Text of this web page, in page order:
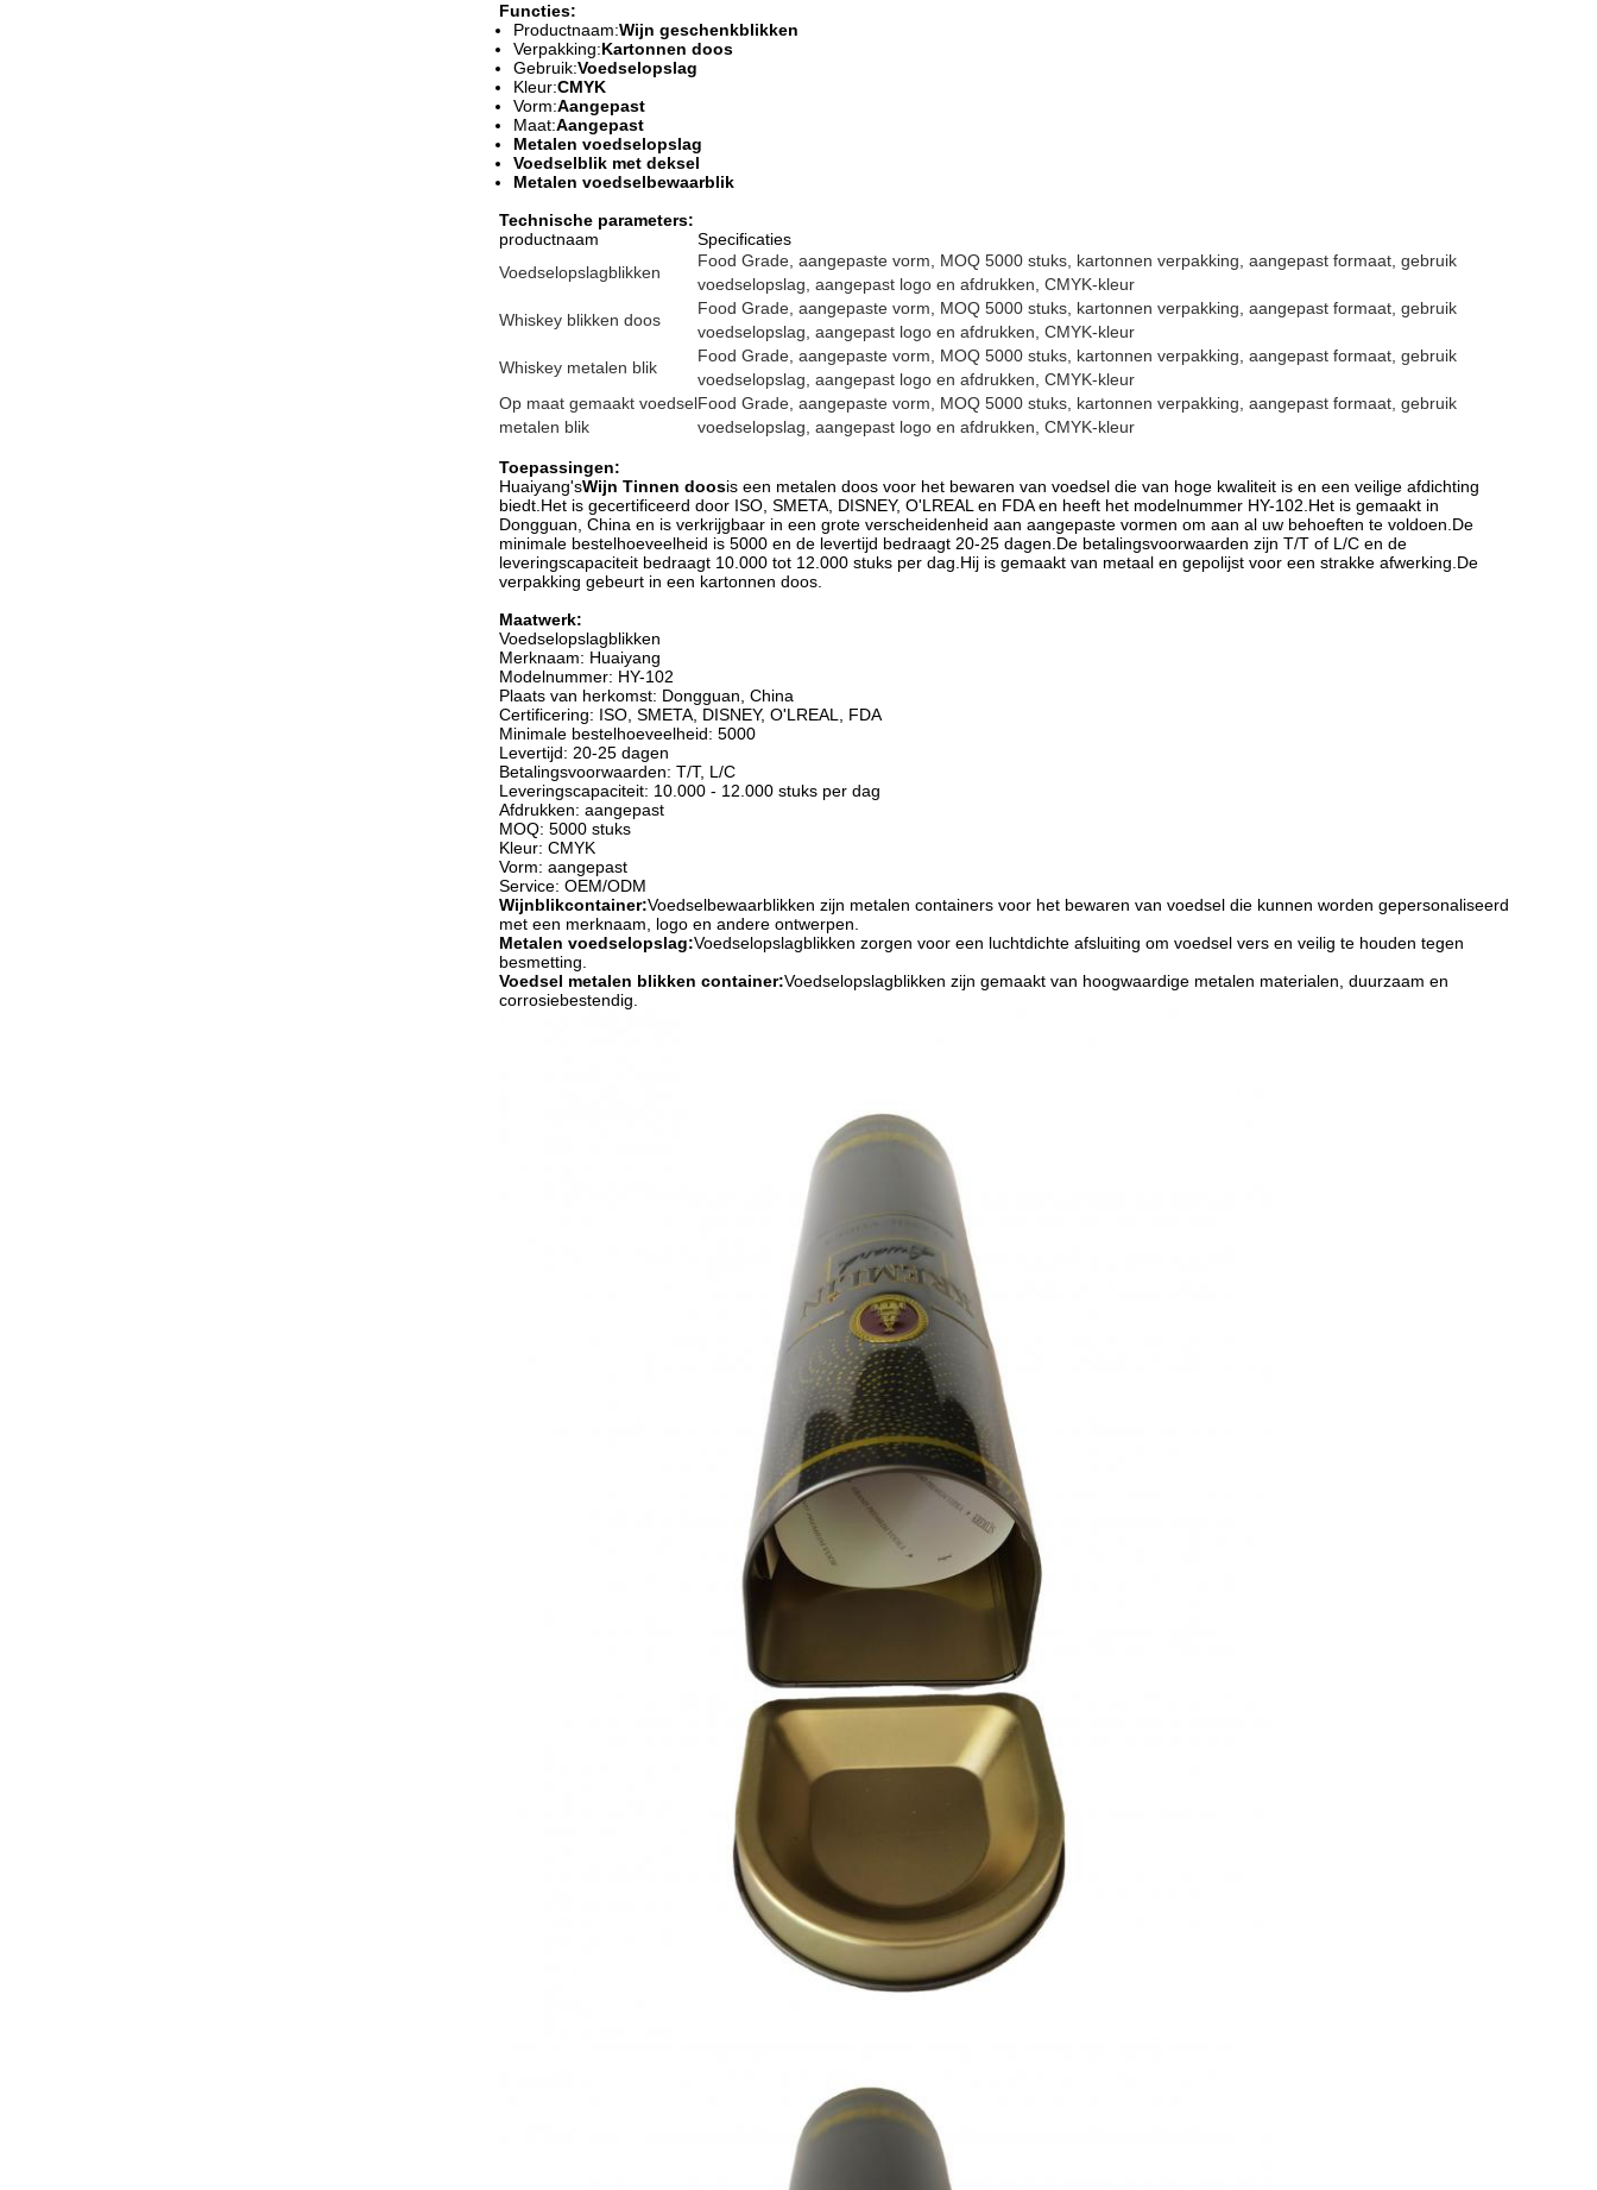
Functies:
Productnaam:Wijn geschenkblikken
Verpakking:Kartonnen doos
Gebruik:Voedselopslag
Kleur:CMYK
Vorm:Aangepast
Maat:Aangepast
Metalen voedselopslag
Voedselblik met deksel
Metalen voedselbewaarblik
Technische parameters:
productnaam
Specificaties
Voedselopslagblikken
Food Grade, aangepaste vorm, MOQ 5000 stuks, kartonnen verpakking, aangepast formaat, gebruik
voedselopslag, aangepast logo en afdrukken, CMYK-kleur
Whiskey blikken doos
Food Grade, aangepaste vorm, MOQ 5000 stuks, kartonnen verpakking, aangepast formaat, gebruik
voedselopslag, aangepast logo en afdrukken, CMYK-kleur
Whiskey metalen blik
Food Grade, aangepaste vorm, MOQ 5000 stuks, kartonnen verpakking, aangepast formaat, gebruik
voedselopslag, aangepast logo en afdrukken, CMYK-kleur
Op maat gemaakt voedsel
metalen blik
Food Grade, aangepaste vorm, MOQ 5000 stuks, kartonnen verpakking, aangepast formaat, gebruik
voedselopslag, aangepast logo en afdrukken, CMYK-kleur
Toepassingen:
Huaiyang'sWijn Tinnen doosis een metalen doos voor het bewaren van voedsel die van hoge kwaliteit is en een veilige afdichting
biedt.Het is gecertificeerd door ISO, SMETA, DISNEY, O'LREAL en FDA en heeft het modelnummer HY-102.Het is gemaakt in
Dongguan, China en is verkrijgbaar in een grote verscheidenheid aan aangepaste vormen om aan al uw behoeften te voldoen.De
minimale bestelhoeveelheid is 5000 en de levertijd bedraagt ​​20-25 dagen.De betalingsvoorwaarden zijn T/T of L/C en de
leveringscapaciteit bedraagt ​​10.000 tot 12.000 stuks per dag.Hij is gemaakt van metaal en gepolijst voor een strakke afwerking.De
verpakking gebeurt in een kartonnen doos.
Maatwerk:
Voedselopslagblikken
Merknaam: Huaiyang
Modelnummer: HY-102
Plaats van herkomst: Dongguan, China
Certificering: ISO, SMETA, DISNEY, O'LREAL, FDA
Minimale bestelhoeveelheid: 5000
Levertijd: 20-25 dagen
Betalingsvoorwaarden: T/T, L/C
Leveringscapaciteit: 10.000 - 12.000 stuks per dag
Afdrukken: aangepast
MOQ: 5000 stuks
Kleur: CMYK
Vorm: aangepast
Service: OEM/ODM
Wijnblikcontainer:Voedselbewaarblikken zijn metalen containers voor het bewaren van voedsel die kunnen worden gepersonaliseerd
met een merknaam, logo en andere ontwerpen.
Metalen voedselopslag:Voedselopslagblikken zorgen voor een luchtdichte afsluiting om voedsel vers en veilig te houden tegen
besmetting.
Voedsel metalen blikken container:Voedselopslagblikken zijn gemaakt van hoogwaardige metalen materialen, duurzaam en
corrosiebestendig.